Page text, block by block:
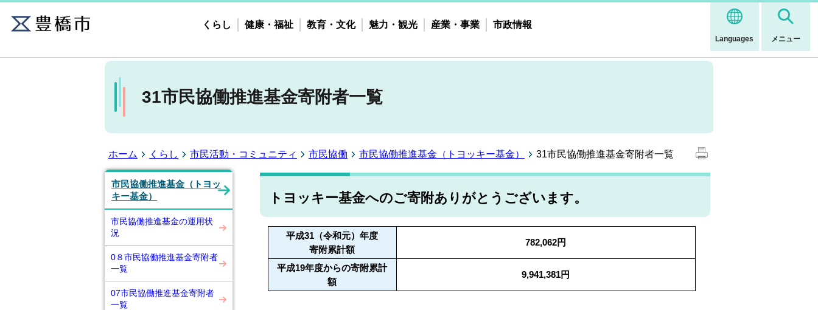
Languages メニュー
くらし 健康・福祉 教育・文化 魅力・観光 産業・事業 市政情報
31市民協働推進基金寄附者一覧
ホーム くらし 市民活動・コミュニティ 市民協働 市民協働推進基金（トヨッキー基金） 31市民協働推進基金寄附者一覧
市民協働推進基金（トヨッ
キー基金）
市民協働推進基金の運用状
況
0８市民協働推進基金寄附者
一覧
07市民協働推進基金寄附者
一覧
トヨッキー基金へのご寄附ありがとうございます。
平成31（令和元）年度
寄附累計額
782,062円
平成19年度からの寄附累計
額
9,941,381円